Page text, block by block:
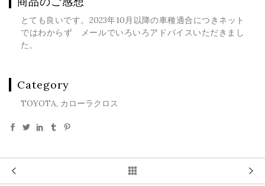
とても良いです。2023年10月以降の車種適合につきネット
ではわからず メールでいろいろアドバイスいただきまし
た。
Category
TOYOTA, カローラクロス